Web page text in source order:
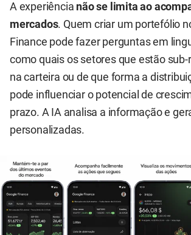
A experiência não se limita ao
mercados. Quem criar um portefólio
Finance pode fazer perguntas em
como quais os setores que estão
na carteira ou de que forma a
pode influenciar o potencial de
prazo. A IA analisa a informação e
personalizadas.